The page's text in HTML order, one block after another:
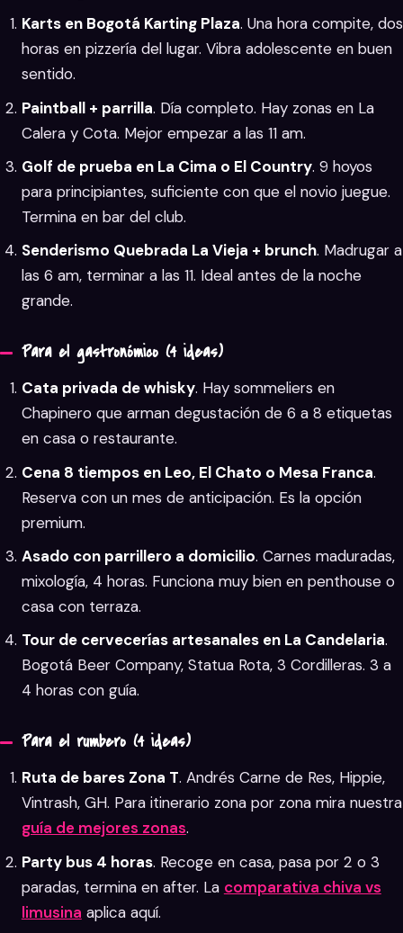
Karts en Bogotá Karting Plaza. Una hora compite, dos
horas en pizzería del lugar. Vibra adolescente en buen
sentido.
Paintball + parrilla. Día completo. Hay zonas en La
Calera y Cota. Mejor empezar a las 11 am.
Golf de prueba en La Cima o El Country. 9 hoyos
para principiantes, suficiente con que el novio juegue.
Termina en bar del club.
Senderismo Quebrada La Vieja + brunch. Madrugar a
las 6 am, terminar a las 11. Ideal antes de la noche
grande.
Para el gastronómico (4 ideas)
Cata privada de whisky. Hay sommeliers en
Chapinero que arman degustación de 6 a 8 etiquetas
en casa o restaurante.
Cena 8 tiempos en Leo, El Chato o Mesa Franca.
Reserva con un mes de anticipación. Es la opción
premium.
Asado con parrillero a domicilio. Carnes maduradas,
mixología, 4 horas. Funciona muy bien en penthouse o
casa con terraza.
Tour de cervecerías artesanales en La Candelaria.
Bogotá Beer Company, Statua Rota, 3 Cordilleras. 3 a
4 horas con guía.
Para el rumbero (4 ideas)
Ruta de bares Zona T. Andrés Carne de Res, Hippie,
Vintrash, GH. Para itinerario zona por zona mira nuestra
guía de mejores zonas.
Party bus 4 horas. Recoge en casa, pasa por 2 o 3
paradas, termina en after. La comparativa chiva vs
limusina aplica aquí.